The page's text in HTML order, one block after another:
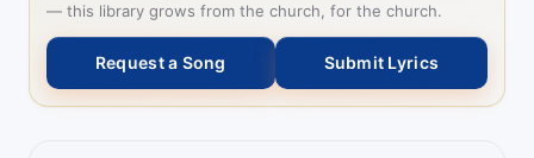
— this library grows from the church, for the church.
Request a Song Submit Lyrics